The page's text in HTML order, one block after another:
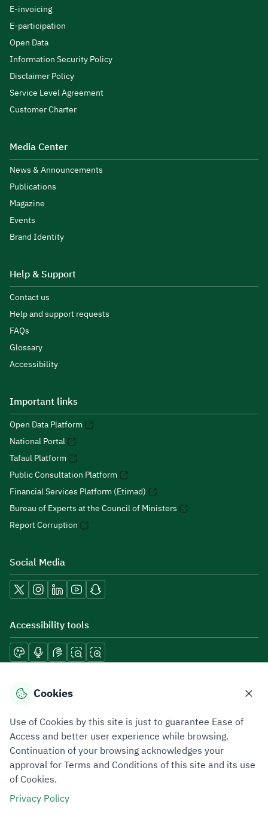
E-invoicing
E-participation
Open Data
Information Security Policy
Disclaimer Policy
Service Level Agreement
Customer Charter
Media Center
News & Announcements
Publications
Magazine
Events
Brand Identity
Help & Support
Contact us
Help and support requests
FAQs
Glossary
Accessibility
Important links
Open Data Platform
National Portal
Tafaul Platform
Public Consultation Platform
Financial Services Platform (Etimad)
Bureau of Experts at the Council of Ministers
Report Corruption
Social Media
Accessibility tools
Download mobile applications
Privacy PolicyTerms of UseSite Map
All rights reserved 2026 © ZATCA.GOV.SA
Developed and Maintained by Zakat, Tax and Customs Authority
Cookies
Use of Cookies by this site is just to guarantee Ease of
Access and better user experience while browsing.
Continuation of your browsing acknowledges your
approval for Terms and Conditions of this site and its use
of Cookies.
Privacy Policy